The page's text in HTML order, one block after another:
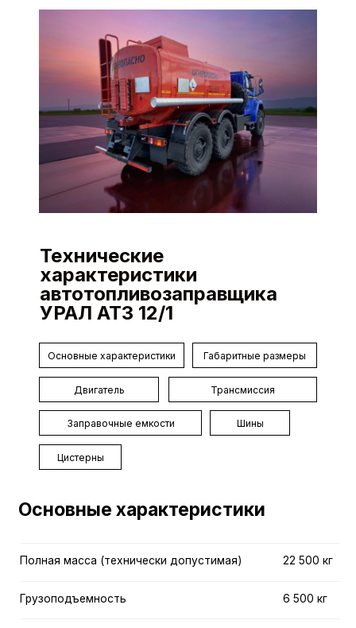
Основные характеристики Габаритные размеры
Двигатель Трансмиссия
Заправочные емкости Шины
Цистерны
Технические
характеристики
автотопливозаправщика
УРАЛ АТЗ 12/1
Основные характеристики
Полная масса (технически допустимая)
Распределение полной массы
Распределение полной массы,
на заднюю тележку
22 500 кг
6 500 кг
16 000 кг
Объем цистерны